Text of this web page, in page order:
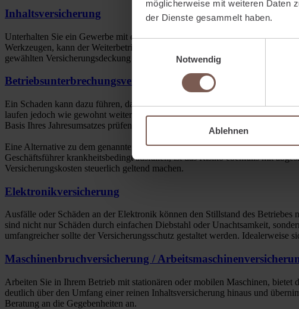
möglicherweise mit weiteren Daten
der Dienste gesammelt haben.
Einwilligungsauswahl
Notwendig
Ablehnen
Inhaltsversicherung
Unterhalten Sie ein Gewerbe mit einer Lagerhalle, einer Werkstatt oder
Werkzeugen, kann der Weiterbetrieb des Unternehmens gefährdet sein. So
gewählten Versicherungsdeckung sichern Sie mit der Inhaltsversicherung
Betriebsunterbrechungsversicherung
Ein Schaden kann dazu führen, dass Sie Ihren Geschäftsbetrieb nicht wie
laufen jedoch wie gewohnt weiter. Unter Umständen beinhaltet Ihre
Basis Ihres Jahresumsatzes prüfen. Ist Ihr Umsatz gestiegen, sollten die
Eine Alternative zu dem genannten Versicherungsschutz ist die
Geschäftsführer krankheitsbedingt ausfallen, ist das Risiko ebenfalls mit
Versicherungskosten steuerlich geltend machen.
Elektronikversicherung
Ausfälle oder Schäden an der Elektronik können den Stillstand des
sind nicht nur Schäden durch einfachen Diebstahl oder Unachtsamkeit,
umfangreicher sollte der Versicherungsschutz gestaltet werden. Idealerweise
Maschinenbruchversicherung /
Arbeiten Sie in Ihrem Betrieb mit stationären oder mobilen Maschinen,
deutlich über den Umfang einer reinen Inhaltsversicherung hinaus und
Beratung an die Gegebenheiten an.